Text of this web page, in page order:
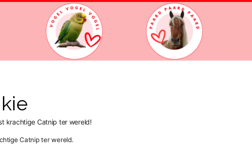
krachtige Catnip ter wereld!
Catnip ter wereld.